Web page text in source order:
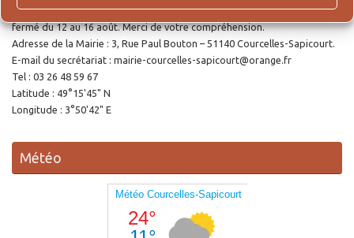
14h30 à 18h00. Pour cause de vacances estivales, le secrétariat sera
fermé du 12 au 16 août. Merci de votre compréhension.
Adresse de la Mairie : 3, Rue Paul Bouton – 51140 Courcelles-Sapicourt.
E-mail du secrétariat : mairie-courcelles-sapicourt@orange.fr
Tel : 03 26 48 59 67
Latitude : 49°15'45" N
Longitude : 3°50'42" E
Météo